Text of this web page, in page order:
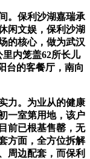
保利沙湖嘉瑞承
闲文娱，保利沙湖
的核心，做为武汉
内笼盖62所长儿
台的客餐厅，南向
。为业从的健康
一室第用地，该户
前已根基售罄，无
方面，全方位拆解
周边配套，而保利